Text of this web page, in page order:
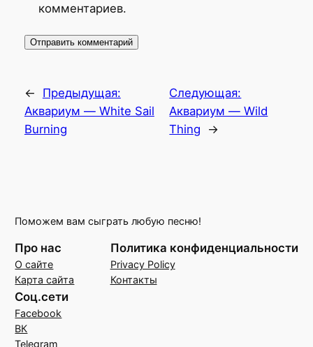
комментариев.
←
Предыдущая:
Аквариум — White Sail
Burning
Следующая:
Аквариум — Wild
Thing
→
Поможем вам сыграть любую песню!
Про нас
О сайте
Карта сайта
Политика конфиденциальности
Privacy Policy
Контакты
Соц.сети
Facebook
ВК
Telegram